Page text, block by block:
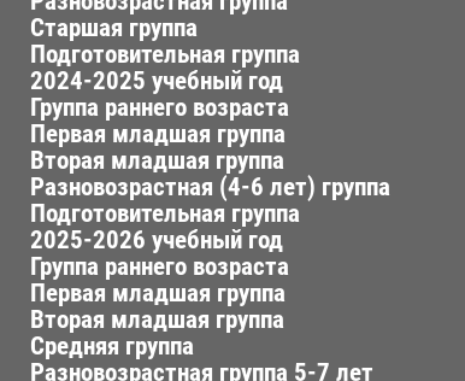
Старшая группа
Подготовительная группа
2024-2025 учебный год
Группа раннего возраста
Первая младшая группа
Вторая младшая группа
Разновозрастная (4-6 лет) группа
Подготовительная группа
2025-2026 учебный год
Группа раннего возраста
Первая младшая группа
Вторая младшая группа
Средняя группа
Разновозрастная группа 5-7 лет